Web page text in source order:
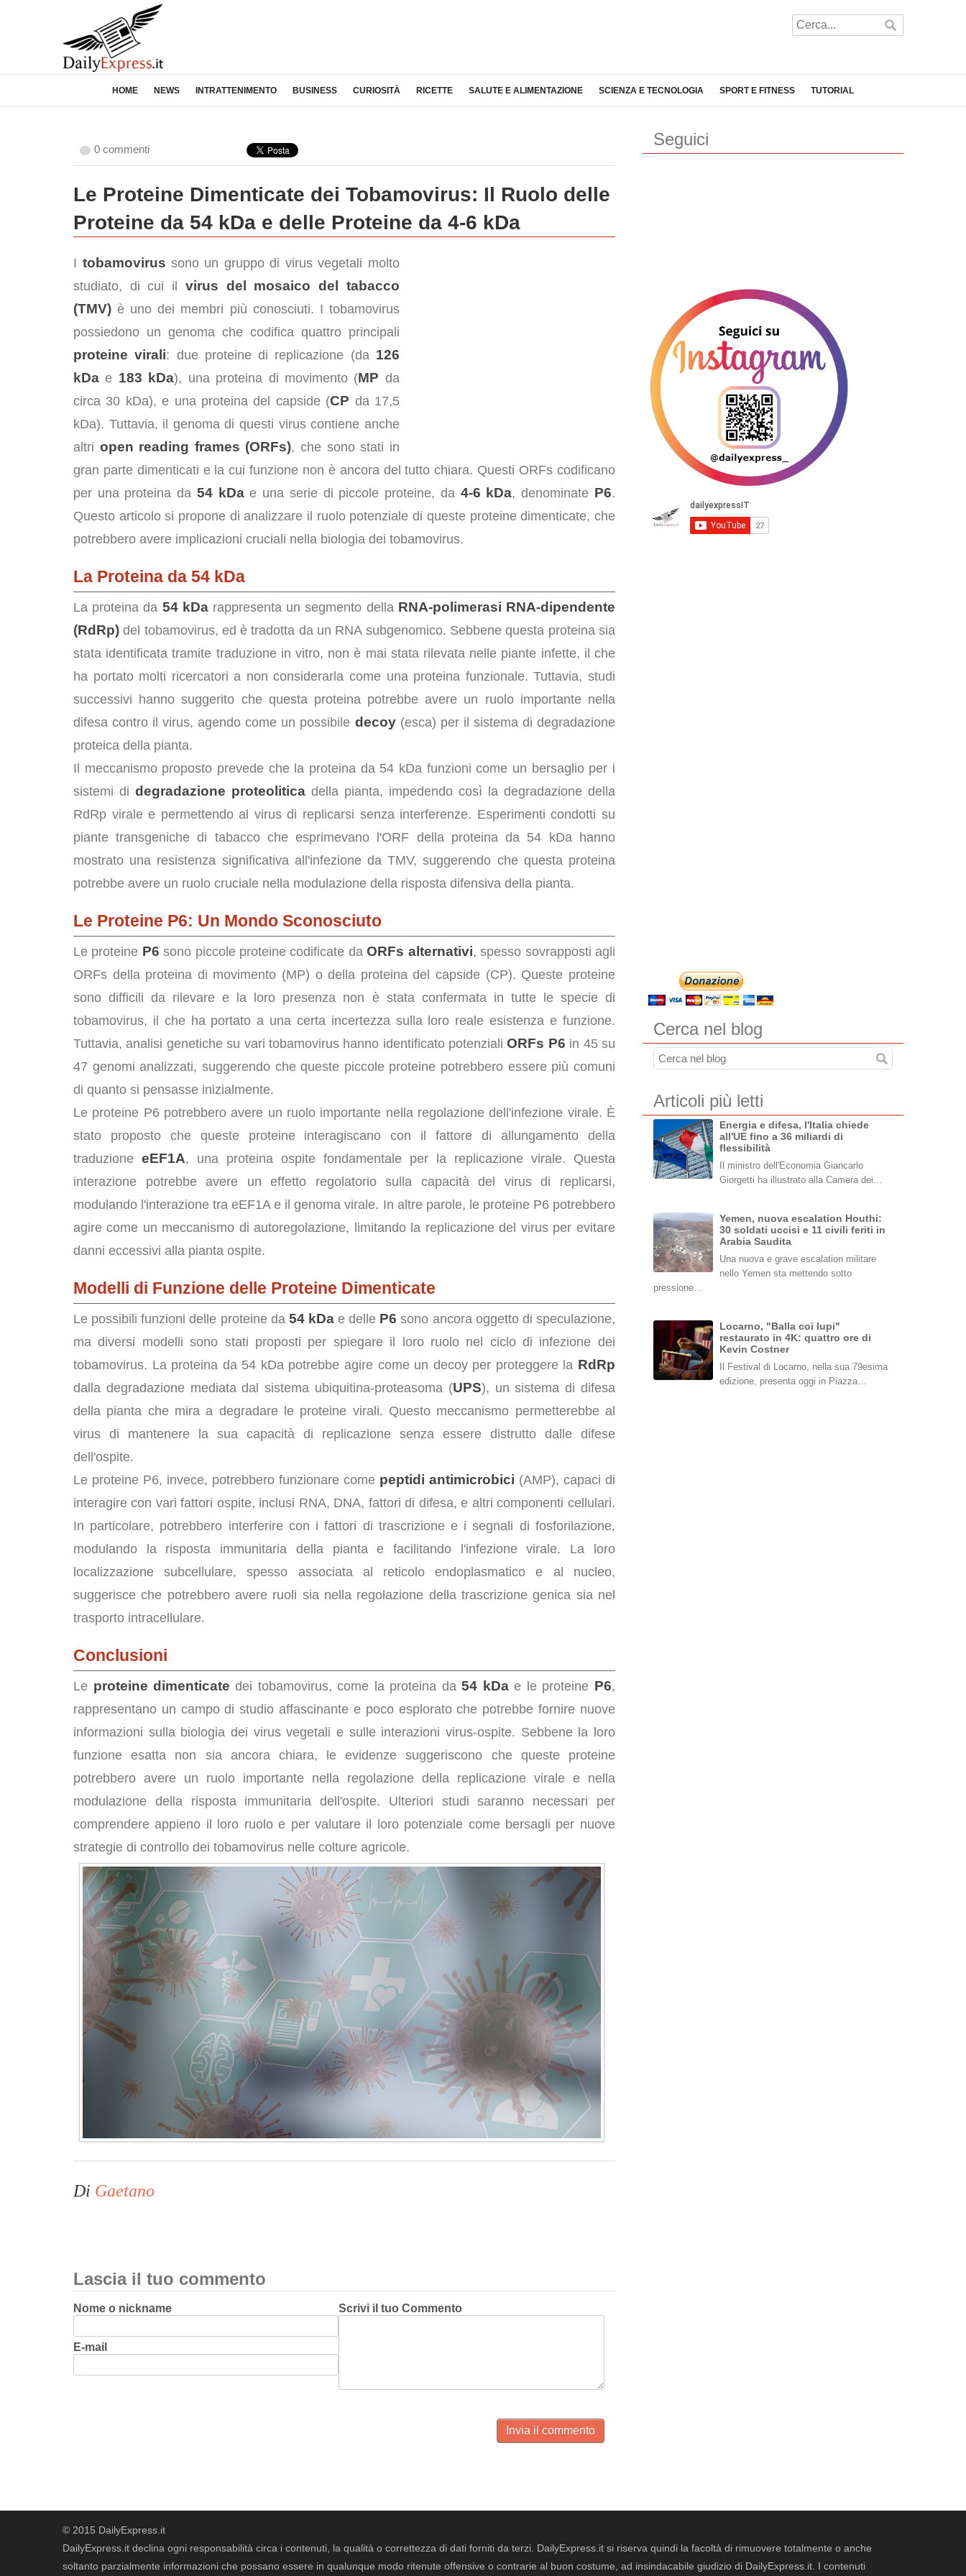
HOME NEWS INTRATTENIMENTO BUSINESS CURIOSITÀ RICETTE SALUTE E ALIMENTAZIONE SCIENZA E TECNOLOGIA SPORT E FITNESS TUTORIAL
0 commenti
Le Proteine Dimenticate dei Tobamovirus: Il Ruolo delle
Proteine da 54 kDa e delle Proteine da 4-6 kDa
I tobamovirus sono un gruppo di virus vegetali molto
studiato, di cui il virus del mosaico del tabacco
(TMV) è uno dei membri più conosciuti. I tobamovirus
possiedono un genoma che codifica quattro principali
proteine virali: due proteine di replicazione (da 126
kDa e 183 kDa), una proteina di movimento (MP da
circa 30 kDa), e una proteina del capside (CP da 17,5
kDa). Tuttavia, il genoma di questi virus contiene anche
altri open reading frames (ORFs), che sono stati in
gran parte dimenticati e la cui funzione non è ancora del tutto chiara. Questi ORFs codificano
per una proteina da 54 kDae una serie di piccole proteine, da 4-6 kDa, denominate P6.
Questo articolo si propone di analizzare il ruolo potenziale di queste proteine dimenticate, che
potrebbero avere implicazioni cruciali nella biologia dei tobamovirus.
La Proteina da 54 kDa
La proteina da 54 kDarappresenta un segmento della RNA-polimerasi RNA-dipendente
(RdRp) del tobamovirus, ed è tradotta da un RNA subgenomico. Sebbene questa proteina sia
stata identificata tramite traduzione in vitro, non è mai stata rilevata nelle piante infette, il che
ha portato molti ricercatori a non considerarla come una proteina funzionale. Tuttavia, studi
successivi hanno suggerito che questa proteina potrebbe avere un ruolo importante nella
difesa contro il virus, agendo come un possibile decoy(esca) per il sistema di degradazione
proteica della pianta.
Il meccanismo proposto prevede che la proteina da 54 kDa funzioni come un bersaglio per i
sistemi di degradazione proteoliticadella pianta, impedendo così la degradazione della
RdRp virale e permettendo al virus di replicarsi senza interferenze. Esperimenti condotti su
piante transgeniche di tabacco che esprimevano l'ORF della proteina da 54 kDa hanno
mostrato una resistenza significativa all'infezione da TMV, suggerendo che questa proteina
potrebbe avere un ruolo cruciale nella modulazione della risposta difensiva della pianta.
Le Proteine P6: Un Mondo Sconosciuto
Le proteine P6 sono piccole proteine codificate daORFs alternativi, spesso sovrapposti agli
ORFs della proteina di movimento (MP) o della proteina del capside (CP). Queste proteine
sono difficili da rilevare e la loro presenza non è stata confermata in tutte le specie di
tobamovirus, il che ha portato a una certa incertezza sulla loro reale esistenza e funzione.
Tuttavia, analisi genetiche su vari tobamovirus hanno identificato potenzialiORFs P6 in 45 su
47 genomi analizzati, suggerendo che queste piccole proteine potrebbero essere più comuni
di quanto si pensasse inizialmente.
Le proteine P6 potrebbero avere un ruolo importante nella regolazione dell'infezione virale. È
stato proposto che queste proteine interagiscano con il fattore di allungamento della
traduzione eEF1A, una proteina ospite fondamentale per la replicazione virale. Questa
interazione potrebbe avere un effetto regolatorio sulla capacità del virus di replicarsi,
modulando l'interazione tra eEF1A e il genoma virale. In altre parole, le proteine P6 potrebbero
agire come un meccanismo di autoregolazione, limitando la replicazione del virus per evitare
danni eccessivi alla pianta ospite.
Modelli di Funzione delle Proteine Dimenticate
Le possibili funzioni delle proteine da 54 kDae delle P6 sono ancora oggetto di speculazione,
ma diversi modelli sono stati proposti per spiegare il loro ruolo nel ciclo di infezione dei
tobamovirus. La proteina da 54 kDa potrebbe agire come un decoy per proteggere la RdRp
dalla degradazione mediata dal sistema ubiquitina-proteasoma (UPS), un sistema di difesa
della pianta che mira a degradare le proteine virali. Questo meccanismo permetterebbe al
virus di mantenere la sua capacità di replicazione senza essere distrutto dalle difese
dell'ospite.
Le proteine P6, invece, potrebbero funzionare come peptidi antimicrobici (AMP), capaci di
interagire con vari fattori ospite, inclusi RNA, DNA, fattori di difesa, e altri componenti cellulari.
In particolare, potrebbero interferire con i fattori di trascrizione e i segnali di fosforilazione,
modulando la risposta immunitaria della pianta e facilitando l'infezione virale. La loro
localizzazione subcellulare, spesso associata al reticolo endoplasmatico e al nucleo,
suggerisce che potrebbero avere ruoli sia nella regolazione della trascrizione genica sia nel
trasporto intracellulare.
Conclusioni
Le proteine dimenticate dei tobamovirus, come la proteina da54 kDae le proteine P6,
rappresentano un campo di studio affascinante e poco esplorato che potrebbe fornire nuove
informazioni sulla biologia dei virus vegetali e sulle interazioni virus-ospite. Sebbene la loro
funzione esatta non sia ancora chiara, le evidenze suggeriscono che queste proteine
potrebbero avere un ruolo importante nella regolazione della replicazione virale e nella
modulazione della risposta immunitaria dell'ospite. Ulteriori studi saranno necessari per
comprendere appieno il loro ruolo e per valutare il loro potenziale come bersagli per nuove
strategie di controllo dei tobamovirus nelle colture agricole.
Di Gaetano
Lascia il tuo commento
Nome o nickname
E-mail
Scrivi il tuo Commento
Invia il commento
Seguici
Cerca nel blog
Articoli più letti
Energia e difesa, l'Italia chiede
all'UE fino a 36 miliardi di
flessibilità
Il ministro dell'Economia Giancarlo
Giorgetti ha illustrato alla Camera dei…
Yemen, nuova escalation Houthi:
30 soldati uccisi e 11 civili feriti in
Arabia Saudita
Una nuova e grave escalation militare
nello Yemen sta mettendo sotto
pressione…
Locarno, "Balla coi lupi"
restaurato in 4K: quattro ore di
Kevin Costner
Il Festival di Locarno, nella sua 79esima
edizione, presenta oggi in Piazza…
© 2015 DailyExpress.it
DailyExpress.it declina ogni responsabilità circa i contenuti, la qualità o correttezza di dati forniti da terzi. DailyExpress.it si riserva quindi la facoltà di rimuovere totalmente o anche
soltanto parzialmente informazioni che possano essere in qualunque modo ritenute offensive o contrarie al buon costume, ad insindacabile giudizio di DailyExpress.it. I contenuti